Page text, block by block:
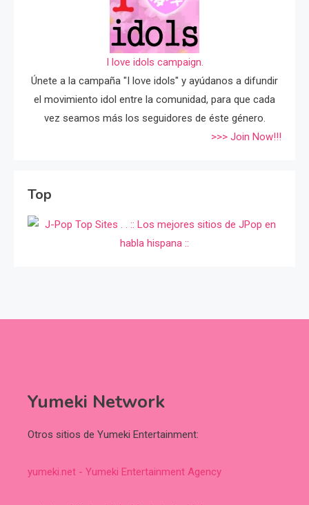
I love idols campaign.
Únete a la campaña "I love idols" y ayúdanos a difundir
el movimiento idol entre la comunidad, para que cada
vez seamos más los seguidores de éste género.
>>> Join Now!!!
Top
Yumeki Network
Otros sitios de Yumeki Entertainment:
yumeki.net - Yumeki Entertainment Agency